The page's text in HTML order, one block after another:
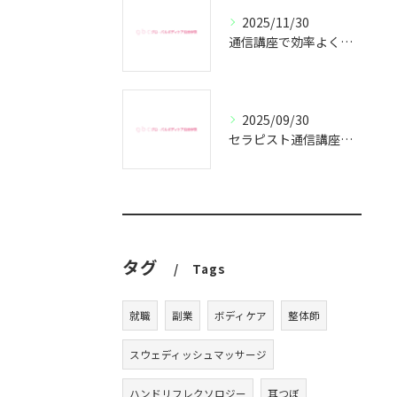
2025/11/30
通信講座で効率よくセラピスト資格取得
2025/09/30
セラピスト通信講座で副業成功の秘訣
タグ Tags
就職 副業 ボディケア 整体師
スウェディッシュマッサージ
ハンドリフレクソロジー 耳つぼ